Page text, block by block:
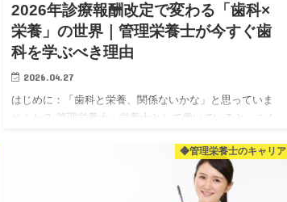
2026年診療報酬改定で変わる「歯科×
栄養」の世界｜管理栄養士が今すぐ歯
科を学ぶべき理由
2026.04.27
はじめに：「歯科と栄養、関係ないかな」と思っていま
せんか？ 管理栄養士・栄養士として働いていると、こん
取ったのに、なんかやりがいを感じられない」 「残業が
◆管理栄養士のキャリア